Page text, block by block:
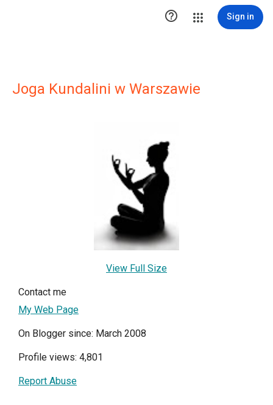
 Sign in
Joga Kundalini w Warszawie
View Full Size
Contact me
My Web Page
On Blogger since: March 2008
Profile views: 4,801
Report Abuse